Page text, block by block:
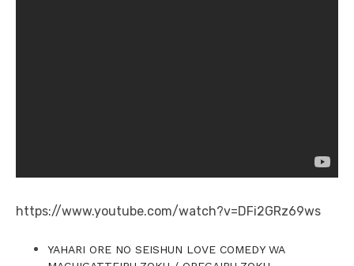
https://www.youtube.com/watch?v=DFi2GRz69ws
YAHARI ORE NO SEISHUN LOVE COMEDY WA